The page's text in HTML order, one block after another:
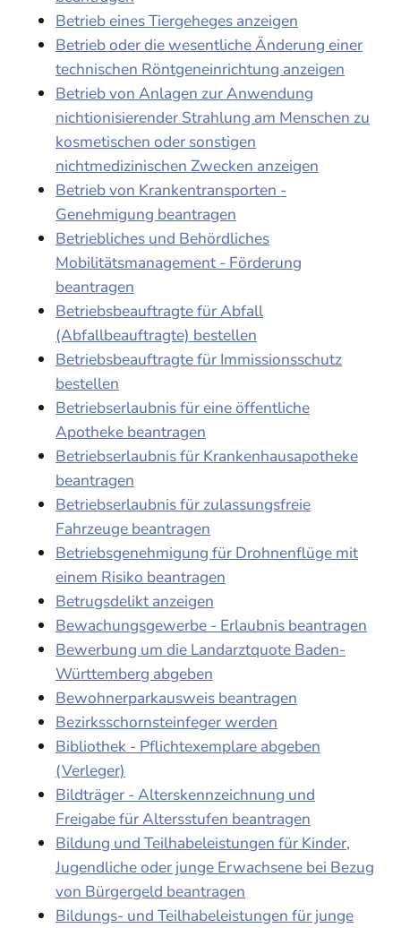
Betrieb eines Tiergeheges anzeigen
Betrieb oder die wesentliche Änderung einer
technischen Röntgeneinrichtung anzeigen
Betrieb von Anlagen zur Anwendung
nichtionisierender Strahlung am Menschen zu
kosmetischen oder sonstigen
nichtmedizinischen Zwecken anzeigen
Betrieb von Krankentransporten -
Genehmigung beantragen
Betriebliches und Behördliches
Mobilitätsmanagement - Förderung
beantragen
Betriebsbeauftragte für Abfall
(Abfallbeauftragte) bestellen
Betriebsbeauftragte für Immissionsschutz
bestellen
Betriebserlaubnis für eine öffentliche
Apotheke beantragen
Betriebserlaubnis für Krankenhausapotheke
beantragen
Betriebserlaubnis für zulassungsfreie
Fahrzeuge beantragen
Betriebsgenehmigung für Drohnenflüge mit
einem Risiko beantragen
Betrugsdelikt anzeigen
Bewachungsgewerbe - Erlaubnis beantragen
Bewerbung um die Landarztquote Baden-
Württemberg abgeben
Bewohnerparkausweis beantragen
Bezirksschornsteinfeger werden
Bibliothek - Pflichtexemplare abgeben
(Verleger)
Bildträger - Alterskennzeichnung und
Freigabe für Altersstufen beantragen
Bildung und Teilhabeleistungen für Kinder,
Jugendliche oder junge Erwachsene bei Bezug
von Bürgergeld beantragen
Bildungs- und Teilhabeleistungen für junge